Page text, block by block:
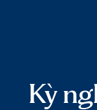
Kỳ